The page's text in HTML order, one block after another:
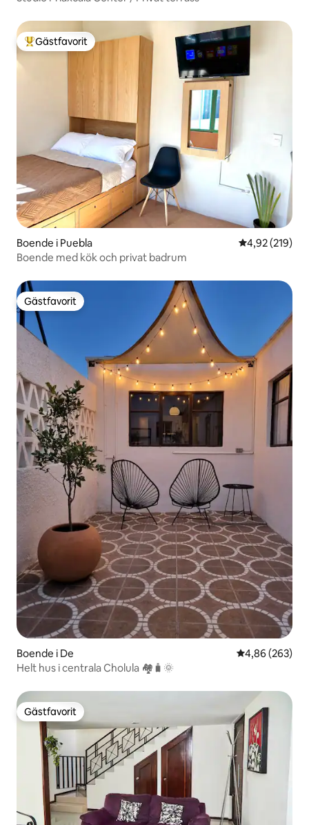
Populär gästfavorit
Gästfavorit
Boende i Puebla 4,92 av 5 i
4,92 (219)
Boende med kök och privat badrum
Gästfavorit
Gästfavorit
Boende i De 4,86 av 5 i
4,86 (263)
Helt hus i centrala Cholula 🏘️🧳🌞
Gästfavorit
Gästfavorit